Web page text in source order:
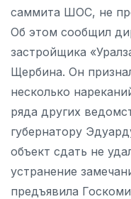
саммита ШОС, не
Об этом сообщил
застройщика
Щербина. Он
несколько
ряда других
губернатору
объект сдать не
устранение
предъявила